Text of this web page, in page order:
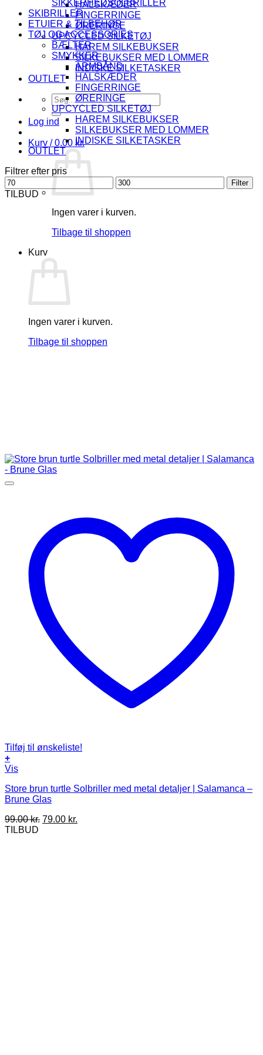
HALSKÆDER
FINGERRINGE
ØRERINGE
UPCYCLED SILKETØJ
HAREM SILKEBUKSER
SILKEBUKSER MED LOMMER
INDISKE SILKETASKER
OUTLET
Søg
efter:
Log ind
Kurv /0.00 kr.
Ingen varer i kurven.
Tilbage til shoppen
Kurv
Ingen varer i kurven.
Tilbage til shoppen
SIKKERHEDSOLBRILLER
SKIBRILLER
ETUIER & TILBEHØR
TØJ OG ACCESSORIES
BÆLTER
SMYKKER
ARMBÅND
HALSKÆDER
FINGERRINGE
ØRERINGE
UPCYCLED SILKETØJ
HAREM SILKEBUKSER
SILKEBUKSER MED LOMMER
INDISKE SILKETASKER
OUTLET
Filtrer efter pris
Mindste
pris
Højeste
pris
Filter
TILBUD
Tilføj til ønskeliste!
+
Vis
Store brun turtle Solbriller med metal detaljer | Salamanca –
Brune Glas
99.00kr. Den
79.00 kr.
TILBUD